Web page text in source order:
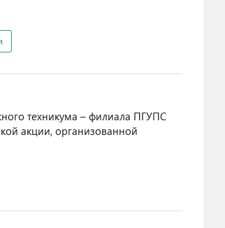
техникума – филиала ПГУПС
акции, организованной